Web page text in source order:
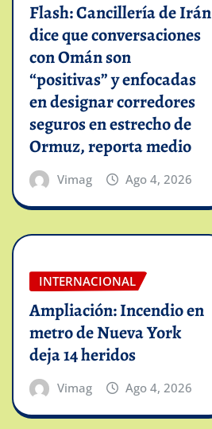
Flash: Cancillería de Irán
dice que conversaciones
con Omán son
“positivas” y enfocadas
en designar corredores
seguros en estrecho de
Ormuz, reporta medio
Vimag Ago 4, 2026
INTERNACIONAL
Ampliación: Incendio en
metro de Nueva York
deja 14 heridos
Vimag Ago 4, 2026